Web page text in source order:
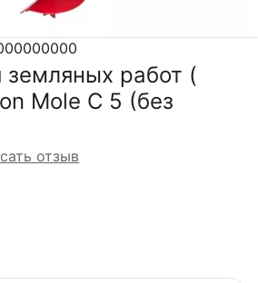
земляных работ (
Mole C 5 (без
отзыв